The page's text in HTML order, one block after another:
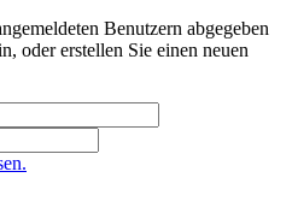
Benutzern abgegeben
oder erstellen Sie einen neuen